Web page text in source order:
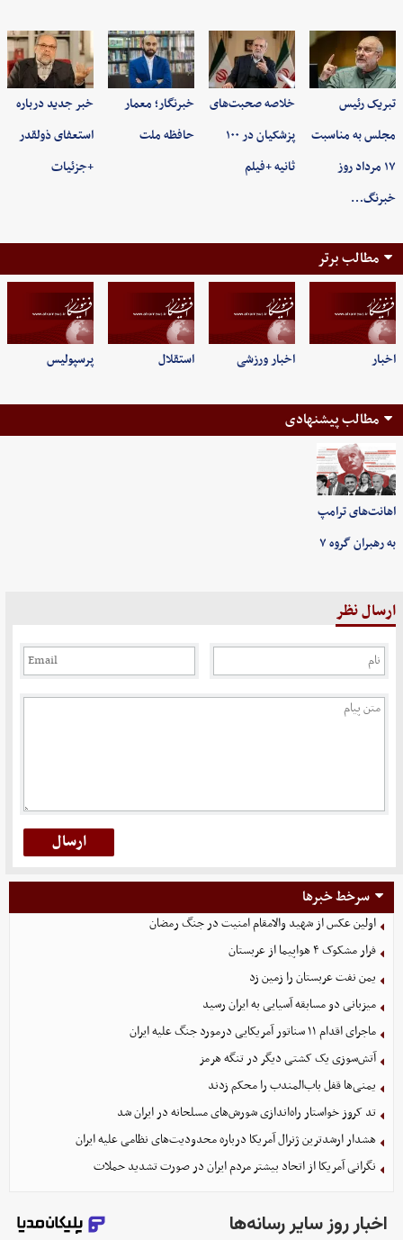
تبریک رئیس
مجلس به مناسبت
۱۷ مرداد روز
خبرنگ…
خلاصه صحبت‌های
پزشکیان در ۱۰۰
ثانیه +فیلم
خبرنگار؛ معمار
حافظه ملت
خبر جدید درباره
استعفای ذولقدر
+جزئیات
مطالب برتر
اخبار اخبار ورزشی استقلال پرسپولیس
مطالب پیشنهادی
اهانت‌های ترامپ
به رهبران گروه ۷
ارسال نظر
سرخط خبرها
اولین عکس از شهید والامقام امنیت در جنگ رمضان
فرار مشکوک ۴ هواپیما از عربستان
یمن نفت عربستان را زمین زد
میزبانی دو مسابقه آسیایی به ایران رسید
ماجرای اقدام ۱۱ سناتور آمریکایی درمورد جنگ علیه ایران
آتش‌سوزی یک کشتی دیگر در تنگه هرمز
یمنی‌ها قفل باب‌المندب را محکم زدند
تد کروز خواستار راه‌اندازی شورش‌های مسلحانه در ایران شد
هشدار ارشدترین ژنرال آمریکا درباره محدودیت‌های نظامی علیه ایران
نگرانی آمریکا از اتحاد بیشتر مردم ایران در صورت تشدید حملات